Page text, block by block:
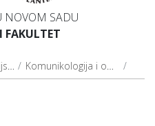
NOVOM SADU
FAKULTET
Komunikologija i odnosi sa javnošću (2020)